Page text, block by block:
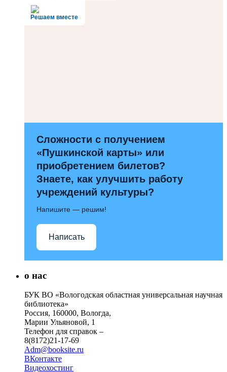
Решаем вместе
Сложности с получением
«Пушкинской карты» или
приобретением билетов?
Знаете, как улучшить работу
учреждений культуры?
Напишите — решим!
Написать
о нас
БУК ВО «Вологодская областная универсальная научная
библиотека»
Россия, 160000, Вологда,
Марии Ульяновой, 1
Телефон для справок –
8(8172)21-17-69
Adm@booksite.ru
ВКонтакте
Видеохостинг